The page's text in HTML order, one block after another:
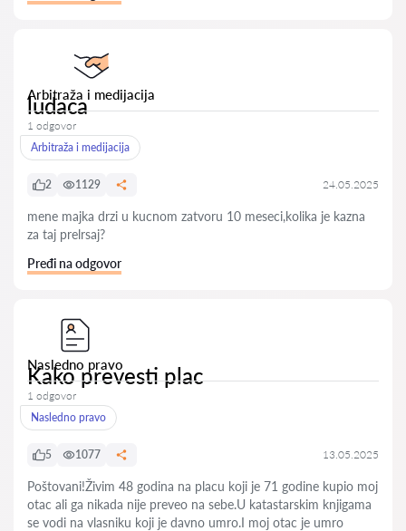
Arbitraža i medijacija
ludaca
1 odgovor
Arbitraža i medijacija
2 1129 24.05.2025
mene majka drzi u kucnom zatvoru 10 meseci,kolika je kazna
za taj prelrsaj?
Pređi na odgovor
Nasledno pravo
Kako prevesti plac
1 odgovor
Nasledno pravo
5 1077 13.05.2025
Poštovani!Živim 48 godina na placu koji je 71 godine kupio moj
otac ali ga nikada nije preveo na sebe.U katastarskim knjigama
se vodi na vlasniku koji je davno umro.I moj otac je umro